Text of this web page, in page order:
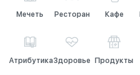
Мечеть Ресторан Кафе
АтрибутикаЗдоровье Продукты